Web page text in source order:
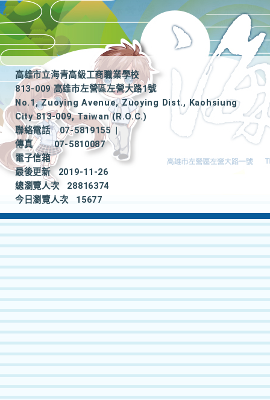
高雄市立海青高級工商職業學校
813-009 高雄市左營區左營大路1號
No.1, Zuoying Avenue, Zuoying Dist., Kaohsiung
City 813-009, Taiwan (R.O.C.)
聯絡電話
07-5819155
|
傳真
07-5810087
電子信箱
最後更新
2019-11-26
總瀏覽人次
28816374
今日瀏覽人次
15677